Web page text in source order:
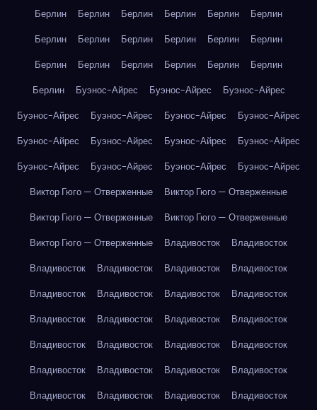
Берлин Берлин Берлин Берлин Берлин
Берлин
Берлин
Берлин Берлин Берлин Берлин
Берлин
Берлин
Берлин Берлин Берлин Берлин
Берлин
Берлин
Буэнос-Айрес Буэнос-Айрес
Буэнос-Айрес
Буэнос-Айрес
Буэнос-Айрес Буэнос-Айрес
Буэнос-Айрес
Буэнос-Айрес
Буэнос-Айрес Буэнос-Айрес
Буэнос-Айрес
Буэнос-Айрес
Буэнос-Айрес Буэнос-Айрес
Буэнос-Айрес
Виктор Гюго — Отверженные
Виктор Гюго — Отверженные
Виктор Гюго — Отверженные
Виктор Гюго — Отверженные
Виктор Гюго — Отверженные
Владивосток
Владивосток
Владивосток
Владивосток Владивосток
Владивосток
Владивосток
Владивосток Владивосток
Владивосток
Владивосток
Владивосток Владивосток
Владивосток
Владивосток
Владивосток Владивосток
Владивосток
Владивосток
Владивосток Владивосток
Владивосток
Владивосток
Владивосток Владивосток
Владивосток